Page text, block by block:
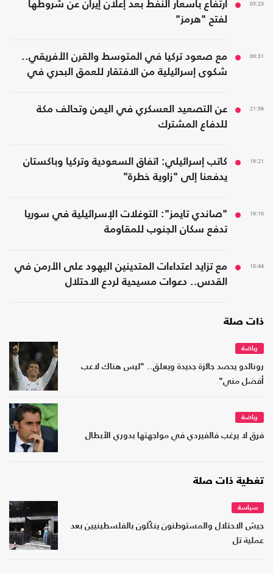
03:23
ارتفاع بأسعار النفط بعد إعلان إيران عن شروطها
لفتح "هرمز"
00:31
مع صعود تركيا في المتوسط والقرن الأفريقي..
شكوى إسرائيلية من الافتقار للعمق البحري في
21:56
عن التصعيد العسكري في اليمن وتحالف مكة
للدفاع المشترك
19:21
كاتب إسرائيلي: اتفاق السعودية وتركيا وباكستان
يدفعنا إلى "زاوية خطرة"
19:10
"صاندي تايمز": التوغلات الإسرائيلية في سوريا
تدفع سكان الجنوب للمقاومة
18:44
مع تزايد اعتداءات المتدينين اليهود على الأرمن في
القدس.. دعوات مسيحية لردع الاحتلال
ذات صلة
رياضة
رونالدو يحصد جائزة جديدة ويعلق.. "ليس هناك لاعب
أفضل مني"
رياضة
فرق لا يرغب فالفيردي في مواجهتها بدوري الأبطال
تغطية ذات صلة
سياسة
جيش الاحتلال والمستوطنون ينكّلون بالفلسطينيين بعد
عملية تل